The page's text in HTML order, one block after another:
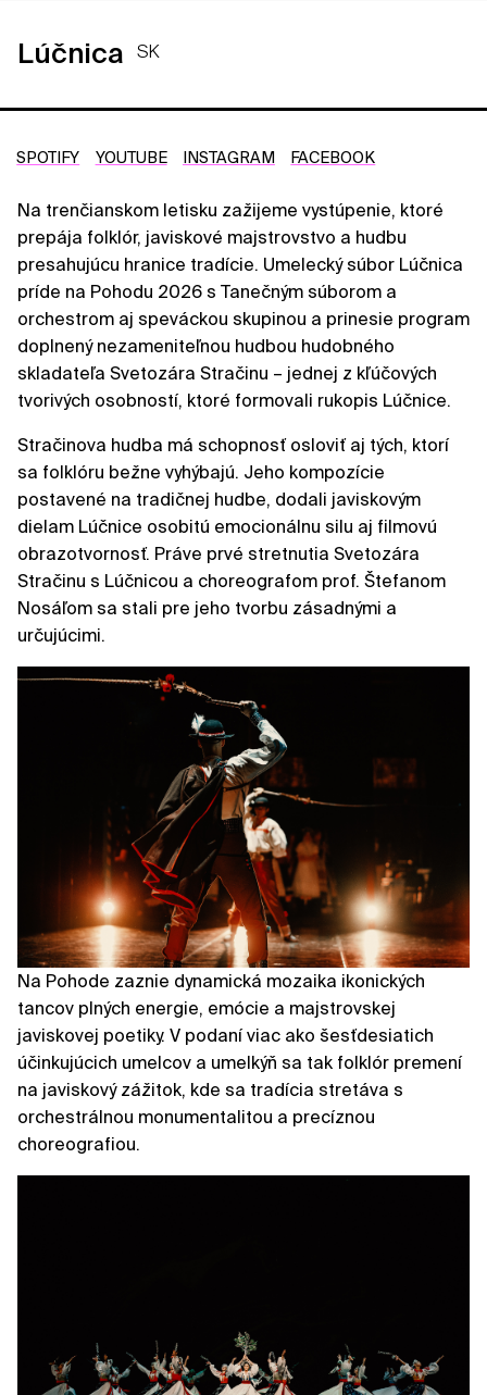
Lúčnica SK
SPOTIFY YOUTUBE INSTAGRAM FACEBOOK
Na trenčianskom letisku zažijeme vystúpenie, ktoré
prepája folklór, javiskové majstrovstvo a hudbu
presahujúcu hranice tradície. Umelecký súbor Lúčnica
príde na Pohodu 2026 s Tanečným súborom a
orchestrom aj speváckou skupinou a prinesie program
doplnený nezameniteľnou hudbou hudobného
skladateľa Svetozára Stračinu – jednej z kľúčových
tvorivých osobností, ktoré formovali rukopis Lúčnice.
Stračinova hudba má schopnosť osloviť aj tých, ktorí
sa folklóru bežne vyhýbajú. Jeho kompozície
postavené na tradičnej hudbe, dodali javiskovým
dielam Lúčnice osobitú emocionálnu silu aj filmovú
obrazotvornosť. Práve prvé stretnutia Svetozára
Stračinu s Lúčnicou a choreografom prof. Štefanom
Nosáľom sa stali pre jeho tvorbu zásadnými a
určujúcimi.
Na Pohode zaznie dynamická mozaika ikonických
tancov plných energie, emócie a majstrovskej
javiskovej poetiky. V podaní viac ako šesťdesiatich
účinkujúcich umelcov a umelkýň sa tak folklór premení
na javiskový zážitok, kde sa tradícia stretáva s
orchestrálnou monumentalitou a precíznou
choreografiou.